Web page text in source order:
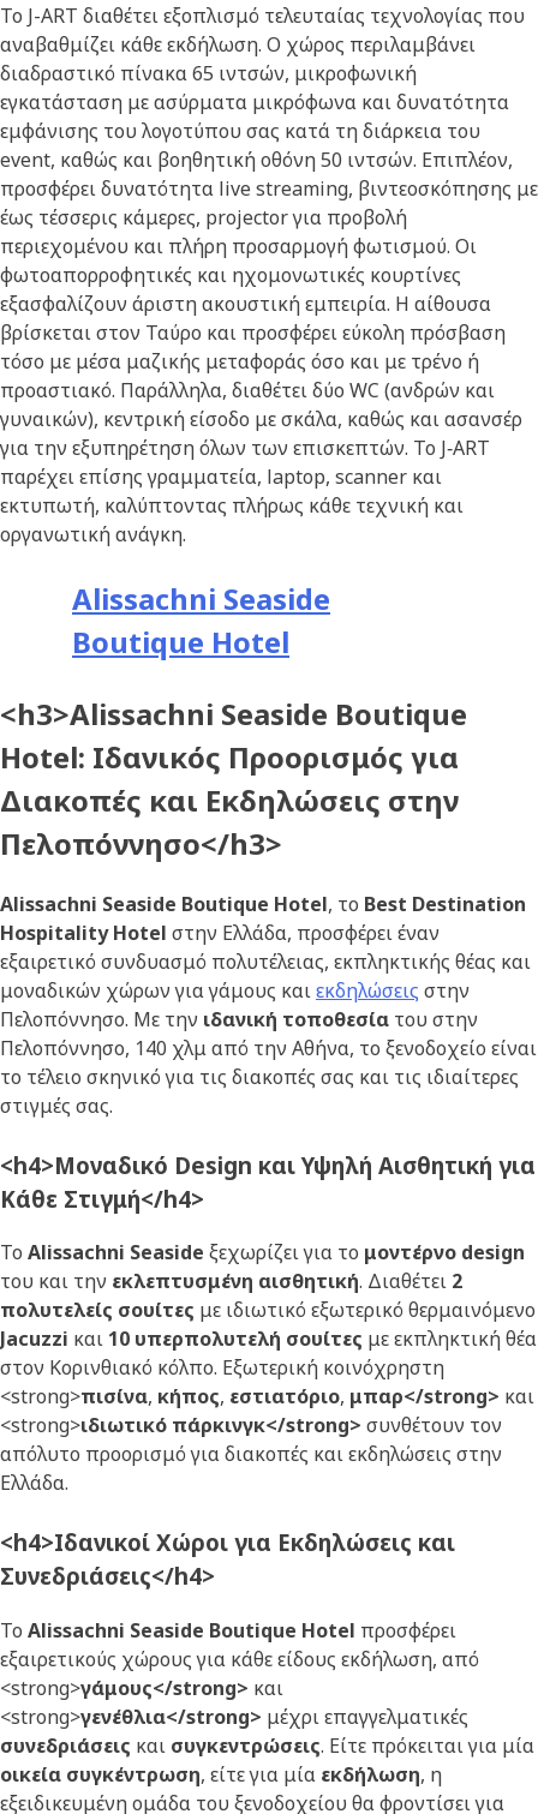
Το J-ART διαθέτει εξοπλισμό τελευταίας τεχνολογίας που
αναβαθμίζει κάθε εκδήλωση. Ο χώρος περιλαμβάνει
διαδραστικό πίνακα 65 ιντσών, μικροφωνική
εγκατάσταση με ασύρματα μικρόφωνα και δυνατότητα
εμφάνισης του λογοτύπου σας κατά τη διάρκεια του
event, καθώς και βοηθητική οθόνη 50 ιντσών. Επιπλέον,
προσφέρει δυνατότητα live streaming, βιντεοσκόπησης με
έως τέσσερις κάμερες, projector για προβολή
περιεχομένου και πλήρη προσαρμογή φωτισμού. Οι
φωτοαπορροφητικές και ηχομονωτικές κουρτίνες
εξασφαλίζουν άριστη ακουστική εμπειρία. Η αίθουσα
βρίσκεται στον Ταύρο και προσφέρει εύκολη πρόσβαση
τόσο με μέσα μαζικής μεταφοράς όσο και με τρένο ή
προαστιακό. Παράλληλα, διαθέτει δύο WC (ανδρών και
γυναικών), κεντρική είσοδο με σκάλα, καθώς και ασανσέρ
για την εξυπηρέτηση όλων των επισκεπτών. Το J‑ART
παρέχει επίσης γραμματεία, laptop, scanner και
εκτυπωτή, καλύπτοντας πλήρως κάθε τεχνική και
οργανωτική ανάγκη.
Alissachni Seaside
Boutique Hotel
<h3>Alissachni Seaside Boutique
Hotel: Ιδανικός Προορισμός για
Διακοπές και Εκδηλώσεις στην
Πελοπόννησο</h3>
Alissachni Seaside Boutique Hotel, το Best Destination
Hospitality Hotel στην Ελλάδα, προσφέρει έναν
εξαιρετικό συνδυασμό πολυτέλειας, εκπληκτικής θέας και
μοναδικών χώρων για γάμους καιεκδηλώσεις στην
Πελοπόννησο. Με την ιδανική τοποθεσία του στην
Πελοπόννησο, 140 χλμ από την Αθήνα, το ξενοδοχείο είναι
το τέλειο σκηνικό για τις διακοπές σας και τις ιδιαίτερες
στιγμές σας.
<h4>Μοναδικό Design και Υψηλή Αισθητική για
Κάθε Στιγμή</h4>
Το Alissachni Seaside ξεχωρίζει για το μοντέρνο design
του και την εκλεπτυσμένη αισθητική. Διαθέτει 2
πολυτελείς σουίτες με ιδιωτικό εξωτερικό θερμαινόμενο
Jacuzzi και 10 υπερπολυτελή σουίτες με εκπληκτική θέα
στον Κορινθιακό κόλπο. Εξωτερική κοινόχρηστη
<strong>πισίνα, κήπος, εστιατόριο, μπαρ</strong> και
<strong>ιδιωτικό πάρκινγκ</strong> συνθέτουν τον
απόλυτο προορισμό για διακοπές και εκδηλώσεις στην
Ελλάδα.
<h4>Ιδανικοί Χώροι για Εκδηλώσεις και
Συνεδριάσεις</h4>
Το Alissachni Seaside Boutique Hotel προσφέρει
εξαιρετικούς χώρους για κάθε είδους εκδήλωση, από
<strong>γάμους</strong> και
<strong>γενέθλια</strong> μέχρι επαγγελματικές
συνεδριάσεις και συγκεντρώσεις. Είτε πρόκειται για μία
οικεία συγκέντρωση, είτε για μία εκδήλωση, η
εξειδικευμένη ομάδα του ξενοδοχείου θα φροντίσει για